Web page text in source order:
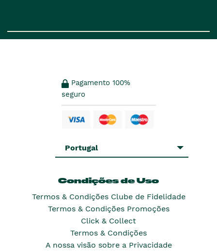
Pagamento 100%
seguro
Portugal
Condições de Uso
Termos & Condições Clube de Fidelidade
Termos & Condições Promoções
Click & Collect
Termos & Condições
A nossa visão sobre a Privacidade